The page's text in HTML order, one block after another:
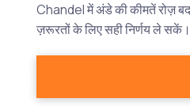
Chandel में अंडे की कीमतें रोज़
ज़रूरतों के लिए सही निर्णय ले सकें।